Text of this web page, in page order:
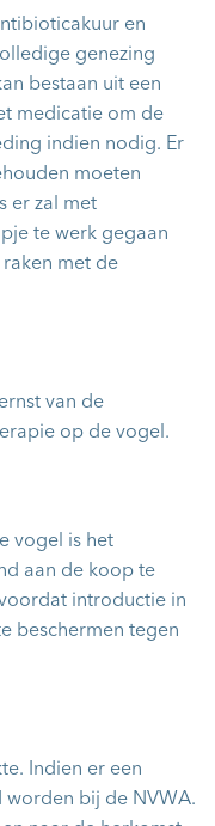
en
genezing
bestaan uit een
medicatie om de
indien nodig. Er
moeten
er zal met
te werk gegaan
met de
van de
op de vogel.
vogel is het
aan de koop te
introductie in
beschermen tegen
Indien er een
worden bij de NVWA.